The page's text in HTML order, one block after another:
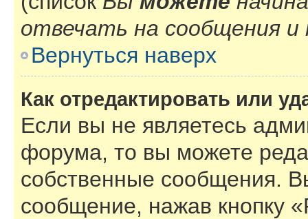
отвечать на сообщения
Вернуться наверх
Как отредактировать или
Если вы не являетесь
форума, то вы можете
собственные сообщения.
сообщение, нажав кнопку